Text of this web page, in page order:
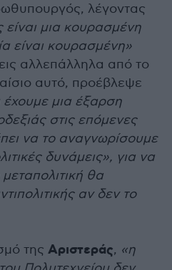
λέγοντας
μια κουρασμένη
είναι κουρασμένη»
αλλεπάλληλα από το
αυτό, προέβλεψε
μια έξαρση
στις επόμενες
να το αναγνωρίσουμε
δυνάμεις», για να
θα
αν δεν το
της Αριστεράς, «η